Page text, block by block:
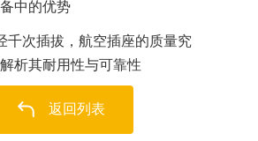
中的优势
千次插拔，航空插座的质量究
析其耐用性与可靠性
返回列表